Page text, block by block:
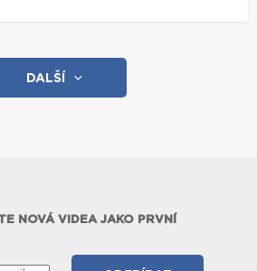
DALŠÍ
NOVÁ VIDEA JAKO PRVNÍ